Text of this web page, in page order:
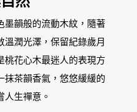
墨韻般的流動木紋，隨著
溫潤光澤，保留紀錄歲月
桃花心木最迷人的表現方
抹茶韻香氣，悠悠緩緩的
人生禪意。